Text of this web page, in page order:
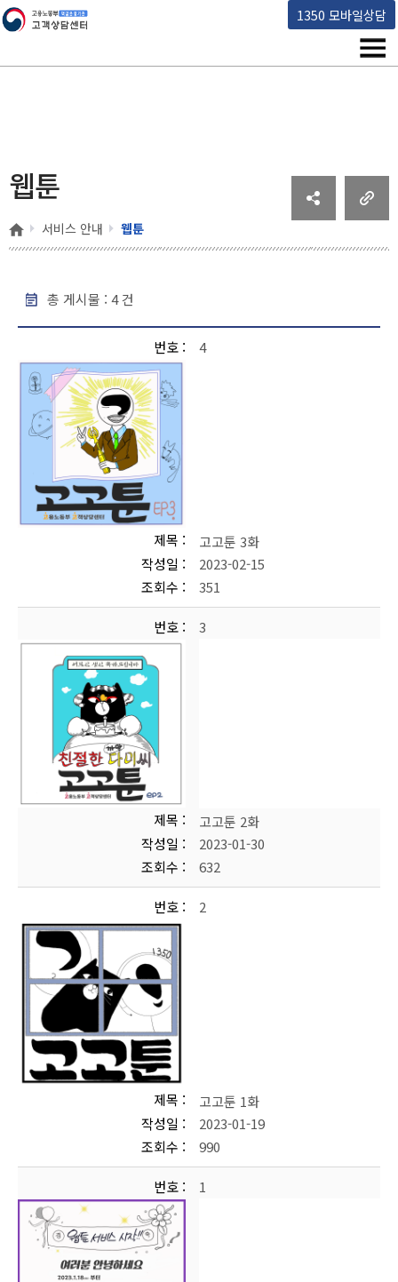
1350 모바일상담
고용노동부 책임운영기관 고객상담센터
메
웹툰
홈 서비스 안내 웹툰
총 게시물 : 4건
번호 4
제목
고고툰 3화
작성일
2023-02-15
조회수
351
번호 3
제목
고고툰 2화
작성일
2023-01-30
조회수
632
번호 2
제목
고고툰 1화
작성일
2023-01-19
조회수
990
번호 1